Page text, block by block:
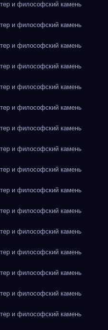
и философский камень
и философский камень
и философский камень
и философский камень
и философский камень
и философский камень
и философский камень
и философский камень
и философский камень
и философский камень
и философский камень
и философский камень
и философский камень
и философский камень
и философский камень
и философский камень